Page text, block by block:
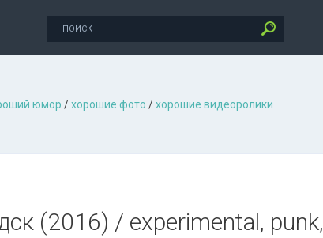
юмор /хорошие фото /хорошие видеоролики
(2016) / experimental, punk,